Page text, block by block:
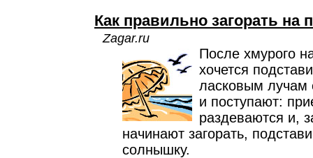
Как правильно загорать на
Zagar.ru
После хмурого
хочется
ласковым лучам
и поступают:
раздеваются и,
начинают загорать,
солнышку.